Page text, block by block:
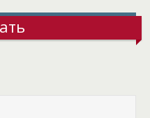
имела! Теперь за
она узнает, что её
что его невеста
она твёрдо